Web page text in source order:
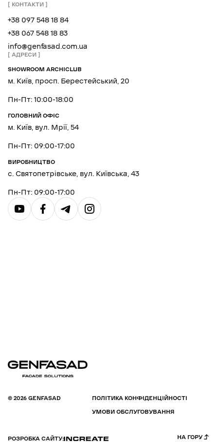
КОНТАКТИ
+38 097 548 18 84
+38 067 548 18 83
info@genfasad.com.ua
АДРЕСИ
SHOWROOM ARCHICLUB
м. Київ, просп. Берестейський, 20
Пн-Пт: 10:00-18:00
ГОЛОВНИЙ ОФІС
м. Київ, вул. Мрії, 54
Пн-Пт: 09:00-17:00
ВИРОБНИЦТВО
с. Святопетрівське, вул. Київська, 43
Пн-Пт: 09:00-17:00
© 2026 GENFASAD
ПОЛІТИКА КОНФІДЕНЦІЙНОСТІ
УМОВИ ОБСЛУГОВУВАННЯ
РОЗРОБКА САЙТУ: НА ГОРУ